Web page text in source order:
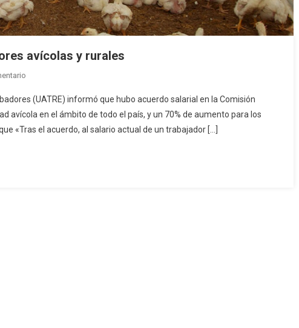
avícolas y rurales
Salarial
Para
Los
(UATRE) informó que hubo acuerdo salarial en la Comisión
avícola en el ámbito de todo el país, y un 70% de aumento para los
«Tras el acuerdo, al salario actual de un trabajador […]